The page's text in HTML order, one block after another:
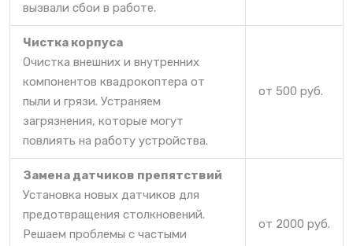
вызвали сбои в работе.
Чистка корпуса
Очистка внешних и внутренних
компонентов квадрокоптера от
пыли и грязи. Устраняем
загрязнения, которые могут
повлиять на работу устройства.
от 500 руб.
Замена датчиков препятствий
Установка новых датчиков для
предотвращения столкновений.
Решаем проблемы с частыми
от 2000 руб.